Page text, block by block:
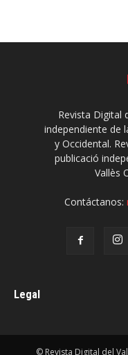
Revista Digital
independiente de
y Occidental.
publicació
Vallès
Contáctanos:
Legal
© Revista Digital del